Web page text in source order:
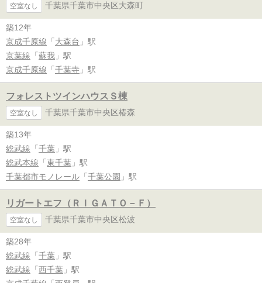
空室なし 千葉県千葉市中央区大森町
築12年
京成千原線 「 大森台 」駅
京葉線 「 蘇我 」駅
京成千原線 「 千葉寺 」駅
フォレストツインハウスＳ棟
空室なし 千葉県千葉市中央区椿森
築13年
総武線 「 千葉 」駅
総武本線 「 東千葉 」駅
千葉都市モノレール 「 千葉公園 」駅
リガートエフ（ＲＩＧＡＴＯ－Ｆ）
空室なし 千葉県千葉市中央区松波
築28年
総武線 「 千葉 」駅
総武線 「 西千葉 」駅